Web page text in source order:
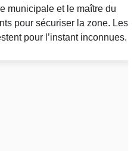
municipale et le maître du
pour sécuriser la zone. Les
pour l’instant inconnues.